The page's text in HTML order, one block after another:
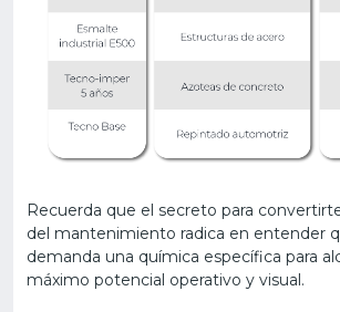
Recuerda que el secreto para
del mantenimiento radica en entender
demanda una química específica para
máximo potencial operativo y visual.